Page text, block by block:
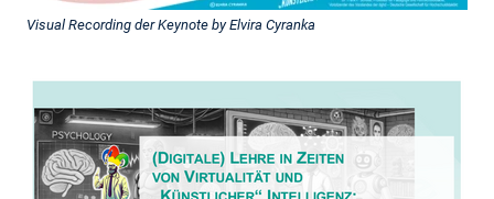
Visual Recording der Keynote by Elvira Cyranka